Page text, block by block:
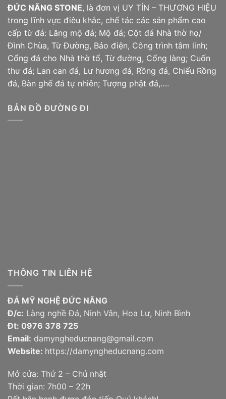
ĐỨC NĂNG STONE, là đơn vị UY TÍN – THƯƠNG HIỆU
trong lĩnh vực điêu khắc, chế tác các sản phẩm cao
cấp từ đá: Lăng mộ đá; Mộ đá; Cột đá Nhà thờ họ/
Đình Chùa, Từ Đường, Bảo điện, Công trình tâm linh;
Cổng đá cho Nhà thờ tổ, Từ đường, Cổng làng; Cuốn
thư đá; Lan can đá, Lư hương đá, Rồng đá, Chiếu Rồng
đá, Bàn ghế đá tự nhiên; Tượng phật đá,….
BẢN ĐỒ ĐƯỜNG ĐI
THÔNG TIN LIÊN HỆ
ĐÁ MỸ NGHỆ ĐỨC NĂNG
Đ/c: Làng nghề Đá, Ninh Vân, Hoa Lư, Ninh Bình
Đt: 0976 378 725
Email: damyngheducnang@gmail.com
Website: https://damyngheducnang.com
Mở cửa: Thứ 2 – Chủ nhật
Thời gian: 7h00 – 22h